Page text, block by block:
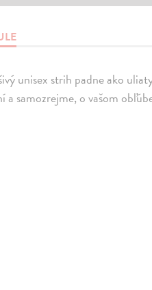
unisex strih padne ako
a samozrejme, o vašom